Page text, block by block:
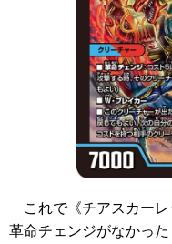
これで《チアスカーレ
革命チェンジがなかっ